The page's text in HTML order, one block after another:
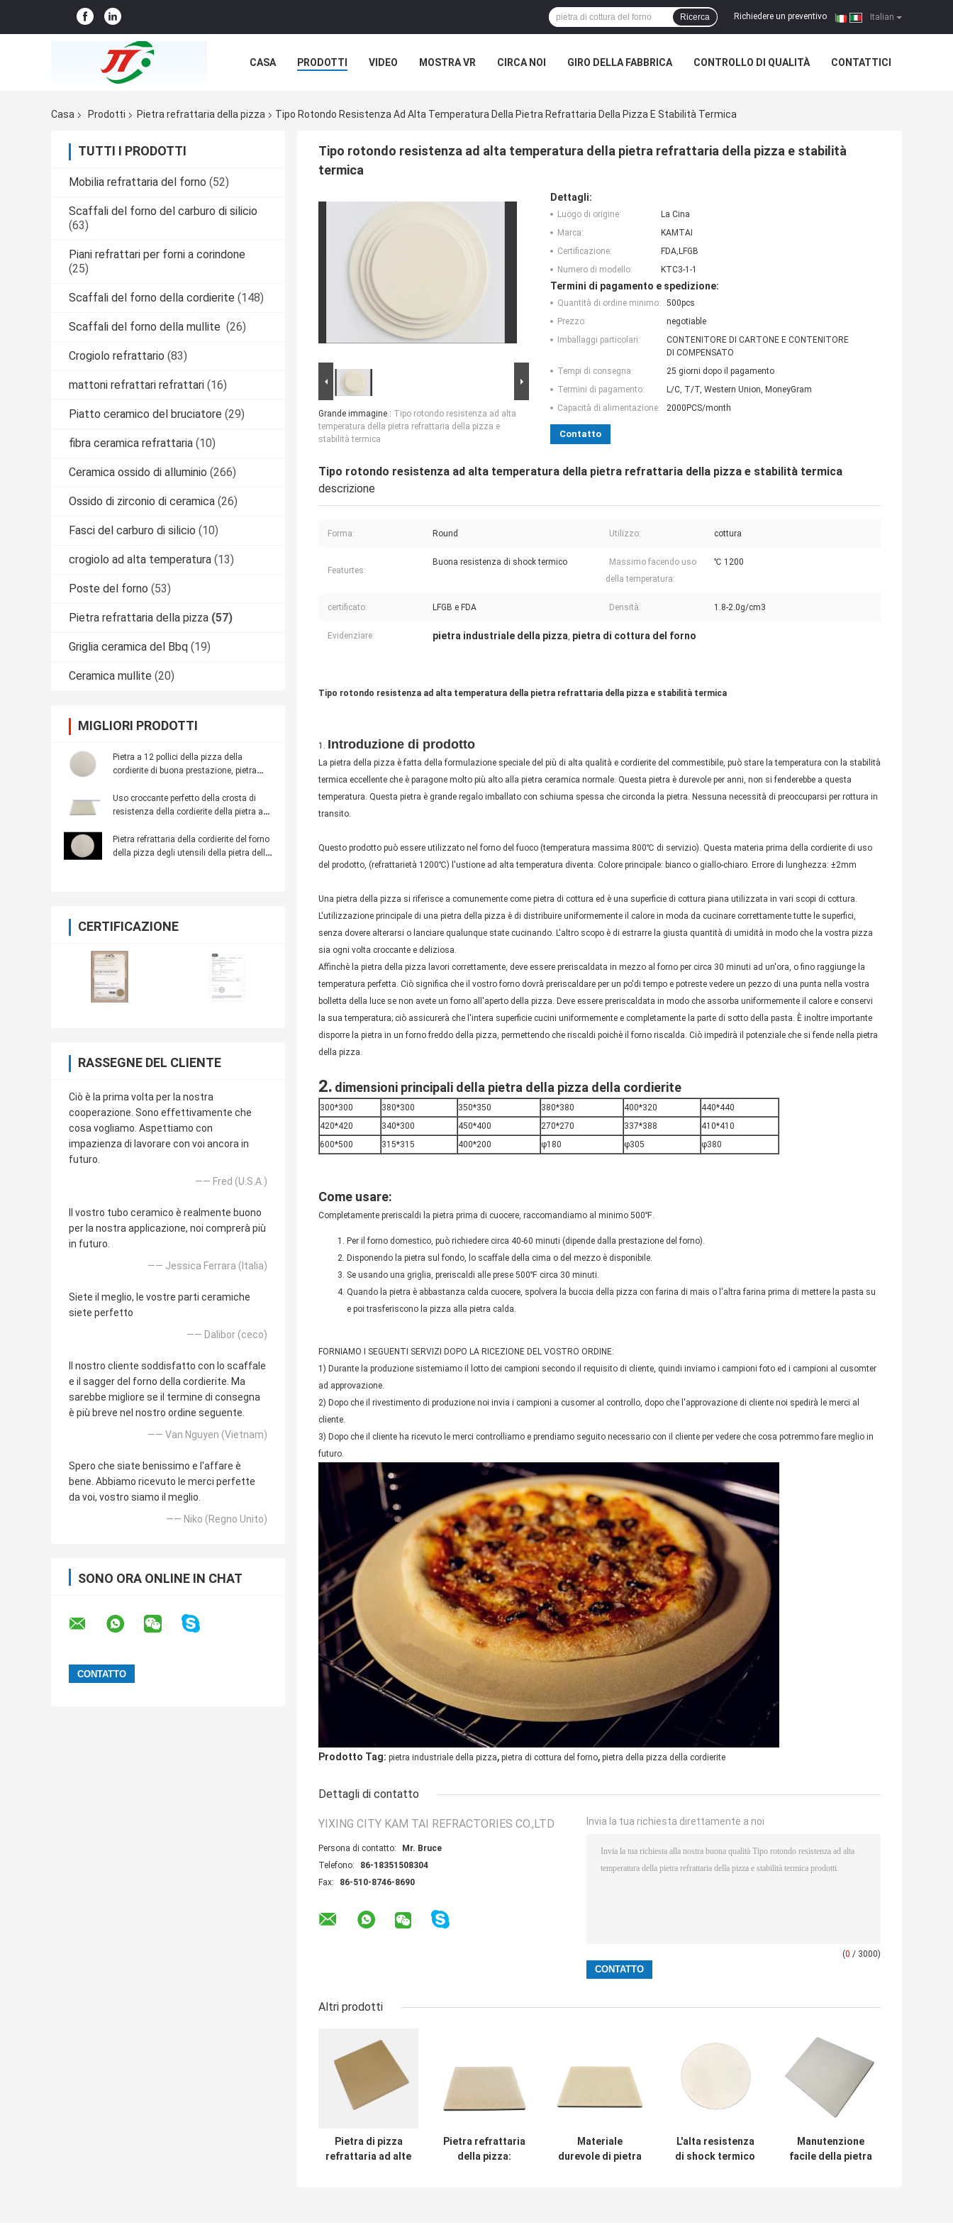
Italian
Richiedere un preventivo |
Ricerca
CASA PRODOTTI VIDEO MOSTRA VR CIRCA NOI GIRO DELLA FABBRICA CONTROLLO DI QUALITÀ CONTATTICI
Casa
Prodotti Pietra refrattaria della pizza Tipo Rotondo Resistenza Ad Alta Temperatura Della Pietra Refrattaria Della Pizza E Stabilità Termica
TUTTI I PRODOTTI
Mobilia refrattaria del forno (52)
Scaffali del forno del carburo di silicio
(63)
Piani refrattari per forni a corindone
(25)
Scaffali del forno della cordierite (148)
Scaffali del forno della mullite (26)
Crogiolo refrattario (83)
mattoni refrattari refrattari (16)
Piatto ceramico del bruciatore (29)
fibra ceramica refrattaria (10)
Ceramica ossido di alluminio (266)
Ossido di zirconio di ceramica (26)
Fasci del carburo di silicio (10)
crogiolo ad alta temperatura (13)
Poste del forno (53)
Pietra refrattaria della pizza (57)
Griglia ceramica del Bbq (19)
Ceramica mullite (20)
MIGLIORI PRODOTTI
Pietra a 12 pollici della pizza della
cordierite di buona prestazione, pietra
Uso croccante perfetto della crosta di
resistenza della cordierite della pietra ad
Pietra refrattaria della cordierite del forno
della pizza degli utensili della pietra della
CERTIFICAZIONE
RASSEGNE DEL CLIENTE
Ciò è la prima volta per la nostra
cooperazione. Sono effettivamente che
cosa vogliamo. Aspettiamo con
impazienza di lavorare con voi ancora in
futuro.
—— Fred (U.S.A.)
Il vostro tubo ceramico è realmente buono
per la nostra applicazione, noi comprerà più
in futuro.
—— Jessica Ferrara (Italia)
Siete il meglio, le vostre parti ceramiche
siete perfetto
—— Dalibor (ceco)
Il nostro cliente soddisfatto con lo scaffale
e il sagger del forno della cordierite. Ma
sarebbe migliore se il termine di consegna
è più breve nel nostro ordine seguente.
—— Van Nguyen (Vietnam)
Spero che siate benissimo e l'affare è
bene. Abbiamo ricevuto le merci perfette
da voi, vostro siamo il meglio.
—— Niko (Regno Unito)
SONO ORA ONLINE IN CHAT
Tipo rotondo resistenza ad alta temperatura della pietra refrattaria della pizza e stabilità
termica
Grande immagine : Tipo rotondo resistenza ad alta
temperatura della pietra refrattaria della pizza e
stabilità termica
Dettagli:
Luogo di origine:
La Cina
Marca:
KAMTAI
Certificazione:
FDA,LFGB
Numero di modello:
KTC3-1-1
Termini di pagamento e spedizione:
Quantità di ordine minimo:
500pcs
Prezzo:
negotiable
Imballaggi particolari:
CONTENITORE DI CARTONE E CONTENITORE
DI COMPENSATO
Tempi di consegna:
25 giorni dopo il pagamento
Termini di pagamento:
L/C, T/T, Western Union, MoneyGram
Capacità di alimentazione:
2000PCS/month
Contatto
Tipo rotondo resistenza ad alta temperatura della pietra refrattaria della pizza e stabilità termica
descrizione
Forma: Round Utilizzo: cottura
Featurtes:
Buona resistenza di shock termico
Massimo facendo uso
della temperatura:
℃ 1200
certificato: LFGB e FDA Densità: 1.8-2.0g/cm3
Evidenziare: pietra industriale della pizza, pietra di cottura del forno
Tipo rotondo resistenza ad alta temperatura della pietra refrattaria della pizza e stabilità termica
1. Introduzione di prodotto
La pietra della pizza è fatta della formulazione speciale del più di alta qualità e cordierite del commestibile, può stare la temperatura con la stabilità
termica eccellente che è paragone molto più alto alla pietra ceramica normale. Questa pietra è durevole per anni, non si fenderebbe a questa
temperatura. Questa pietra è grande regalo imballato con schiuma spessa che circonda la pietra. Nessuna necessità di preoccuparsi per rottura in
transito.
Questo prodotto può essere utilizzato nel forno del fuoco (temperatura massima 800℃ di servizio). Questa materia prima della cordierite di uso
del prodotto, (refrattarietà 1200℃) l'ustione ad alta temperatura diventa. Colore principale: bianco o giallo-chiaro. Errore di lunghezza: ±2mm
Una pietra della pizza si riferisce a comunemente come pietra di cottura ed è una superficie di cottura piana utilizzata in vari scopi di cottura.
L'utilizzazione principale di una pietra della pizza è di distribuire uniformemente il calore in moda da cucinare correttamente tutte le superfici,
senza dovere alterarsi o lanciare qualunque state cucinando. L'altro scopo è di estrarre la giusta quantità di umidità in modo che la vostra pizza
sia ogni volta croccante e deliziosa.
Affinchè la pietra della pizza lavori correttamente, deve essere preriscaldata in mezzo al forno per circa 30 minuti ad un'ora, o fino raggiunge la
temperatura perfetta. Ciò significa che il vostro forno dovrà preriscaldare per un po'di tempo e potreste vedere un pezzo di una punta nella vostra
bolletta della luce se non avete unforno all'aperto della pizza. Deve essere preriscaldata in modo che assorba uniformemente il calore e conservi
la sua temperatura; ciò assicurerà che l'intera superficie cucini uniformemente e completamente la parte di sotto della pasta. È inoltre importante
disporre la pietra in un forno freddo della pizza, permettendo che riscaldi poichè il forno riscalda. Ciò impedirà il potenziale che si fende nella pietra
della pizza.
2. dimensioni principali della pietra della pizza della cordierite
300*300 380*300 350*350 380*380 400*320
440*440
420*420
340*300 450*400 270*270 337*388
410*410
600*500
315*315 400*200 φ180 φ305 φ380
Come usare:
Completamente preriscaldi la pietra prima di cuocere, raccomandiamo al minimo 500℉.
Per il forno domestico, può richiedere circa 40-60 minuti (dipende dalla prestazione del forno).
Disponendo la pietra sul fondo, lo scaffale della cima o del mezzo è disponibile.
Se usando una griglia, preriscaldi alle prese 500℉ circa 30 minuti.
Quando la pietra è abbastanza calda cuocere, spolvera la buccia della pizza con farina di mais o l'altra farina prima di mettere la pasta su
e poi trasferiscono la pizza alla pietra calda.
FORNIAMO I SEGUENTI SERVIZI DOPO LA RICEZIONE DEL VOSTRO ORDINE:
1) Durante la produzione sistemiamo il lotto dei campioni secondo il requisito di cliente, quindi inviamo i campioni foto ed i campioni al cusomter
ad approvazione.
2) Dopo che il rivestimento di produzione noi invia i campioni a cusomer al controllo, dopo che l'approvazione di cliente noi spedirà le merci al
cliente.
3) Dopo che il cliente ha ricevuto le merci controlliamo e prendiamo seguito necessario con il cliente per vedere che cosa potremmo fare meglio in
futuro.
Prodotto Tag: pietra industriale della pizza, pietra di cottura del forno, pietra della pizza della cordierite
Dettagli di contatto
YIXING CITY KAM TAI REFRACTORIES CO.,LTD
Persona di contatto:
Mr. Bruce
Telefono:
86-18351508304
Fax:
86-510-8746-8690
Invia la tua richiesta direttamente a noi
(0 / 3000)
Altri prodotti
Pietra di pizza
refrattaria ad alte
Pietra refrattaria
della pizza:
Materiale
durevole di pietra
L'alta resistenza
di shock termico
Manutenzione
facile della pietra